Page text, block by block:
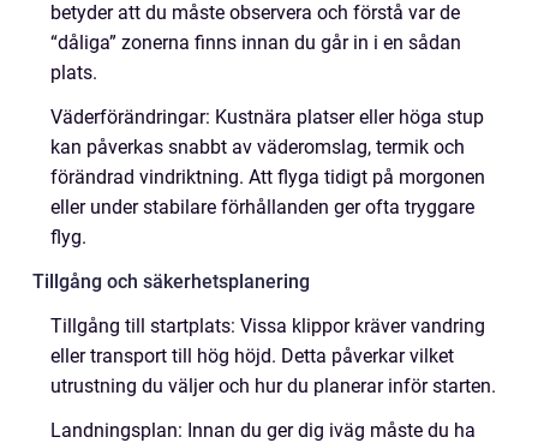
betyder att du måste observera och förstå var de
“dåliga” zonerna finns innan du går in i en sådan
plats.
Väderförändringar: Kustnära platser eller höga stup
kan påverkas snabbt av väderomslag, termik och
förändrad vindriktning. Att flyga tidigt på morgonen
eller under stabilare förhållanden ger ofta tryggare
flyg.
Tillgång och säkerhetsplanering
Tillgång till startplats: Vissa klippor kräver vandring
eller transport till hög höjd. Detta påverkar vilket
utrustning du väljer och hur du planerar inför starten.
Landningsplan: Innan du ger dig iväg måste du ha